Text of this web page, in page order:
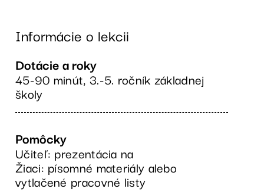
Informácie o lekcii
Dotácie a roky
45-90 minút, 3.-5. ročník základnej
školy
Pomôcky
Učiteľ: prezentácia na
Žiaci: písomné materiály alebo
vytlačené pracovné listy